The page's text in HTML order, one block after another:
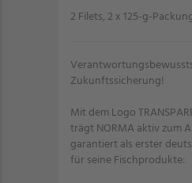
2 Filets, 2 x 125-g-
Zukunftssicherung!
Mit dem Logo
trägt NORMA aktiv zum
garantiert als erster
für seine Fischprodukte: